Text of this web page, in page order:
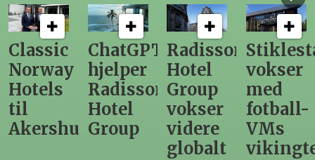
ChatGPT
hjelper
Radisson
Hotel
Group
Radisson
Hotel
Group
vokser
videre
Stiklestad
vokser
med
fotball-
VMs
vikingtematikk
Fra
direktør
til
nytt